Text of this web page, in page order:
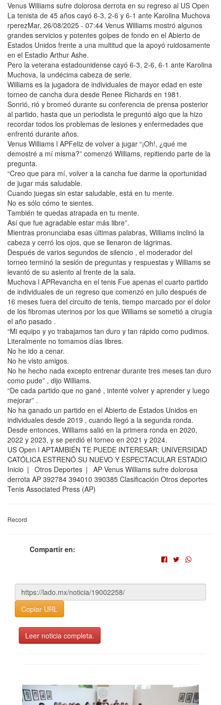
Venus Williams sufre dolorosa derrota en su regreso al US Open
La tenista de 45 años cayó 6-3, 2-6 y 6-1 ante Karolina Muchova
rperezMar, 26/08/2025 - 07:44 Venus Williams mostró algunos
grandes servicios y potentes golpes de fondo en el Abierto de
Estados Unidos frente a una multitud que la apoyó ruidosamente
en el Estadio Arthur Ashe.
Pero la veterana estadounidense cayó 6-3, 2-6, 6-1 ante Karolina
Muchova, la undécima cabeza de serie.
Williams es la jugadora de individuales de mayor edad en este
torneo de cancha dura desde Renee Richards en 1981.
Sonrió, rió y bromeó durante su conferencia de prensa posterior
al partido, hasta que un periodista le preguntó algo que la hizo
recordar todos los problemas de lesiones y enfermedades que
enfrentó durante años.
Venus Williams l APFeliz de volver a jugar “¡Oh!, ¿qué me
demostré a mí misma?” comenzó Williams, repitiendo parte de la
pregunta.
“Creo que para mí, volver a la cancha fue darme la oportunidad
de jugar más saludable.
Cuando juegas sin estar saludable, está en tu mente.
No es sólo cómo te sientes.
También te quedas atrapada en tu mente.
Así que fue agradable estar más libre”.
Mientras pronunciaba esas últimas palabras, Williams inclinó la
cabeza y cerró los ojos, que se llenaron de lágrimas.
Después de varios segundos de silencio , el moderador del
torneo terminó la sesión de preguntas y respuestas y Williams se
levantó de su asiento al frente de la sala.
Muchova l APRevancha en el tenis Fue apenas el cuarto partido
de individuales de un regreso que comenzó en julio después de
16 meses fuera del circuito de tenis, tiempo marcado por el dolor
de los fibromas uterinos por los que Williams se sometió a cirugía
el año pasado .
“Mi equipo y yo trabajamos tan duro y tan rápido como pudimos.
Literalmente no tomamos días libres.
No he ido a cenar.
No he visto amigos.
No he hecho nada excepto entrenar durante tres meses tan duro
como pude” , dijo Williams.
“De cada partido que no gané , intenté volver y aprender y luego
mejorar” .
No ha ganado un partido en el Abierto de Estados Unidos en
individuales desde 2019 , cuando llegó a la segunda ronda.
Desde entonces, Williams salió en la primera ronda en 2020,
2022 y 2023, y se perdió el torneo en 2021 y 2024.
US Open l APTAMBIÉN TE PUEDE INTERESAR: UNIVERSIDAD
CATÓLICA ESTRENÓ SU NUEVO Y ESPECTACULAR ESTADIO
Inicio | Otros Deportes | AP Venus Williams sufre dolorosa
derrota AP 392784 394010 390385 Clasificación Otros deportes
Tenis Associated Press (AP)
Record
Compartir en:
Copiar URL
Leer noticia completa.